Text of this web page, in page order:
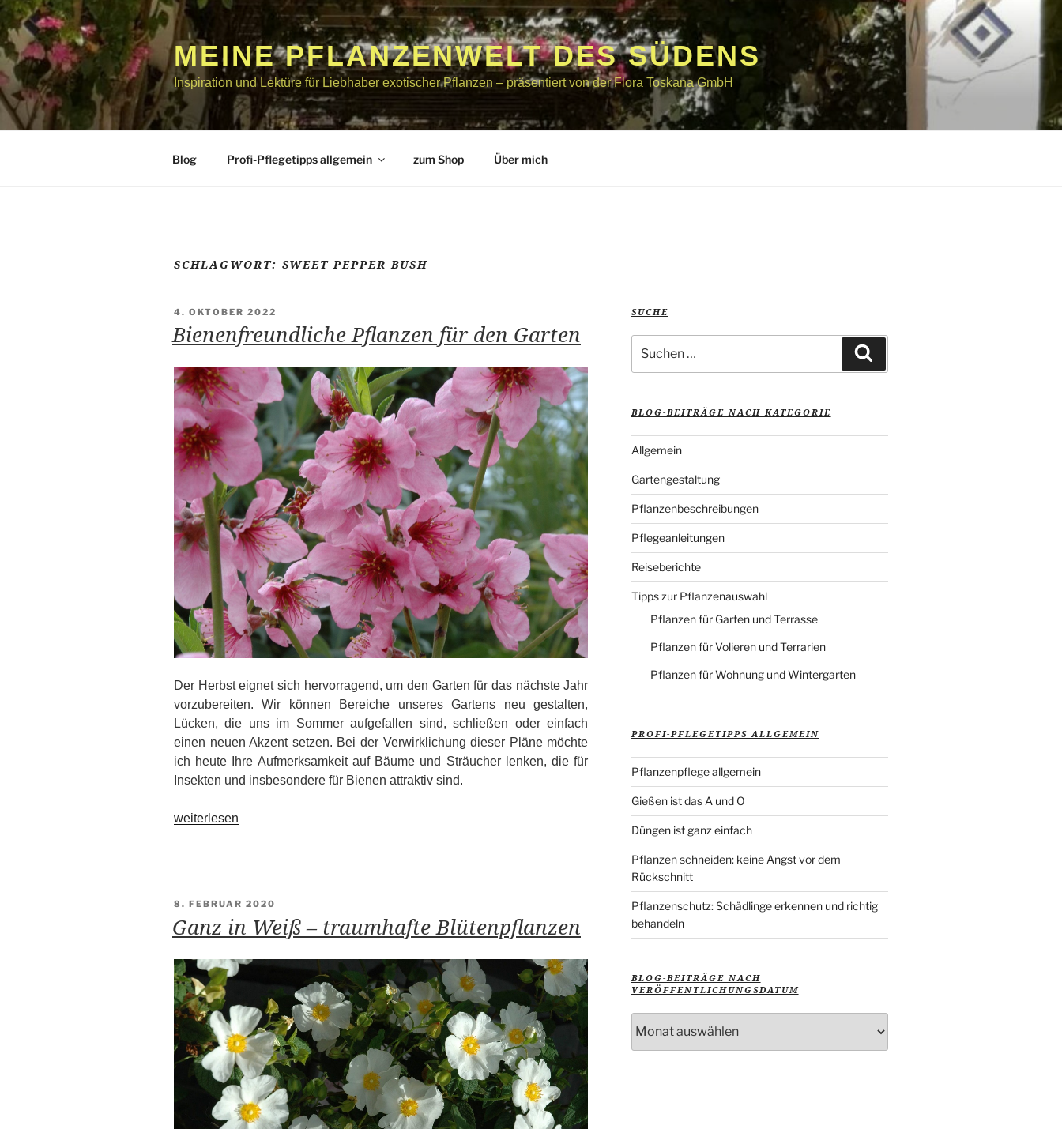
Zum
Inhalt
springen
MEINE PFLANZENWELT DES SÜDENS
Inspiration und Lektüre für Liebhaber exotischer Pflanzen – präsentiert von der Flora Toskana GmbH
Blog Profi-Pflegetipps allgemein zum Shop Über mich
SCHLAGWORT: SWEET PEPPER BUSH
VERÖFFENTLICHT
4. OKTOBER 2022
Bienenfreundliche Pflanzen für den Garten
Der Herbst eignet sich hervorragend, um den Garten für das nächste Jahr
vorzubereiten. Wir können Bereiche unseres Gartens neu gestalten,
Lücken, die uns im Sommer aufgefallen sind, schließen oder einfach
einen neuen Akzent setzen. Bei der Verwirklichung dieser Pläne möchte
ich heute Ihre Aufmerksamkeit auf Bäume und Sträucher lenken, die für
Insekten und insbesondere für Bienen attraktiv sind.
„Bienenfreundliche
weiterlesen
VERÖFFENTLICHT
8. FEBRUAR 2020
Ganz in Weiß – traumhafte Blütenpflanzen
SUCHE
nach:
BLOG-BEITRÄGE NACH KATEGORIE
Allgemein
Gartengestaltung
Pflanzenbeschreibungen
Pflegeanleitungen
Reiseberichte
Tipps zur Pflanzenauswahl
Pflanzen für Garten und Terrasse
Pflanzen für Volieren und Terrarien
Pflanzen für Wohnung und Wintergarten
PROFI-PFLEGETIPPS ALLGEMEIN
Pflanzenpflege allgemein
Gießen ist das A und O
Düngen ist ganz einfach
Pflanzen schneiden: keine Angst vor dem
Rückschnitt
Pflanzenschutz: Schädlinge erkennen und richtig
behandeln
BLOG-BEITRÄGE NACH
VERÖFFENTLICHUNGSDATUM
Beiträge
nach